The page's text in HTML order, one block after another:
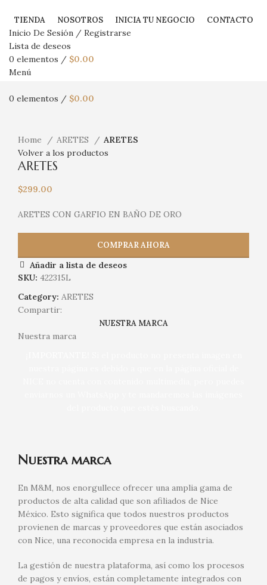
TIENDA NOSOTROS INICIA TU NEGOCIO CONTACTO
Inicio De Sesión / Registrarse
Lista de deseos
0 elementos / $0.00
Menú
0 elementos / $0.00
Home
ARETES
ARETES
Volver a los productos
ARETES
$299.00
ARETES CON GARFIO EN BAÑO DE ORO
COMPRAR AHORA
Añadir a lista de deseos
SKU: 422315L
Category: ARETES
Compartir:
NUESTRA MARCA
Nuestra marca
Nuestra marca
En M&M, nos enorgullece ofrecer una amplia gama de
productos de alta calidad que son afiliados de Nice
México. Esto significa que todos nuestros productos
provienen de marcas y proveedores que están asociados
con Nice, una reconocida empresa en la industria.
La gestión de nuestra plataforma, así como los procesos
de pagos y envíos, están completamente integrados con